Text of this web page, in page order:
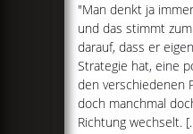
"Man denkt ja
und das stimmt
darauf, dass er
Strategie hat, eine
den verschiedenen
doch manchmal
Richtung wechselt.